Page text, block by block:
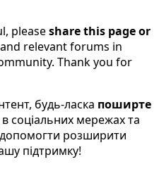
pleaseshare this page or
relevant forums in
Thank you for
будь-ласка поширте
в соціальних мережах та
розширити
підтримку!